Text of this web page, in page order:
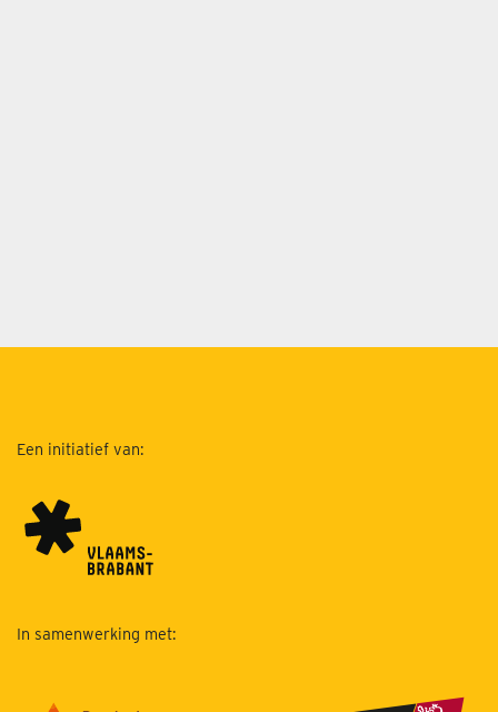
Een initiatief van:
In samenwerking met: